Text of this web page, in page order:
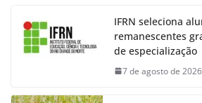
IFRN seleciona
remanescentes
de especialização
7 de agosto de 2026